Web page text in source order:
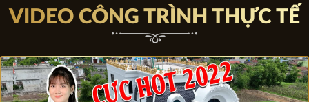
VIDEO CÔNG TRÌNH THỰC TẾ